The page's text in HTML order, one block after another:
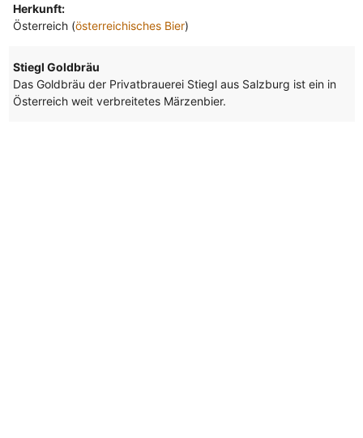
Herkunft:
Österreich (österreichisches Bier)
Stiegl Goldbräu
Das Goldbräu der Privatbrauerei Stiegl aus Salzburg ist ein in
Österreich weit verbreitetes Märzenbier.